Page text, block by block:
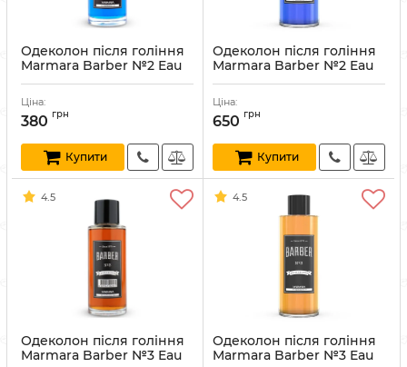
Одеколон після гоління
Marmara Barber №2 Eau
Артикул:
Ціна:
380 грн
Купити
Одеколон після гоління
Marmara Barber №2 Eau
Артикул:
Ціна:
650 грн
Купити
4.5
Одеколон після гоління
Marmara Barber №3 Eau
4.5
Одеколон після гоління
Marmara Barber №3 Eau